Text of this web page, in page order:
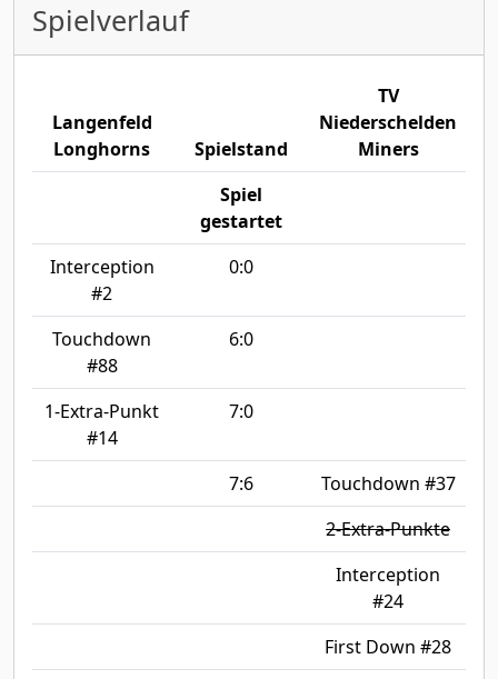
Spielverlauf
Langenfeld
Longhorns
Spielstand
TV
Niederschelden
Miners
Spiel
gestartet
Interception
#2
0:0
Touchdown
#88
6:0
1-Extra-Punkt
#14
7:0
7:6
Touchdown #37
2-Extra-Punkte
Interception
#24
First Down #28